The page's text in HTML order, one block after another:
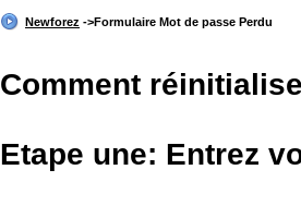
Newforez ->Formulaire Mot de passe Perdu
Comment
Etape une: Entrez